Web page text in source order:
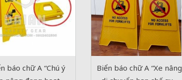
báo chữ A “Chú ý
Biển báo chữ A “Xe nâng